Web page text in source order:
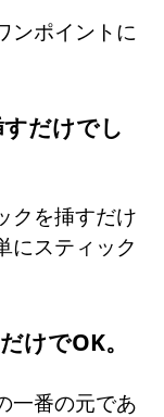
ンポイントに
だけでし
クを挿すだけ
にスティック
けでOK。
一番の元であ